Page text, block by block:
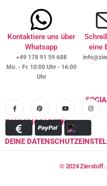
Kontaktiere uns über
Whatsapp
+49 178 91 59 688
Mo. - Fr. 10:00 Uhr - 16:00
Uhr
eine
ZAHLUNGSARTEN
DEINE
© 2024 Zierstoff.